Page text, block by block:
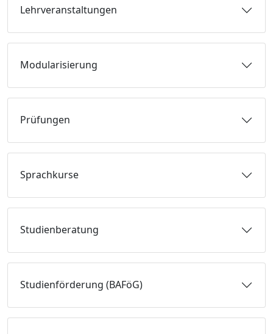
Lehrveranstaltungen
Modularisierung
Prüfungen
Sprachkurse
Studienberatung
Studienförderung (BAFöG)